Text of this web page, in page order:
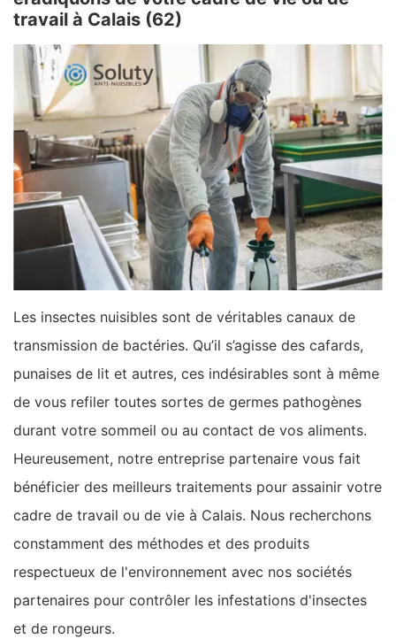
travail à Calais (62)
Les insectes nuisibles sont de véritables canaux de
transmission de bactéries. Qu’il s’agisse des cafards,
punaises de lit et autres, ces indésirables sont à même
de vous refiler toutes sortes de germes pathogènes
durant votre sommeil ou au contact de vos aliments.
Heureusement, notre entreprise partenaire vous fait
bénéficier des meilleurs traitements pour assainir votre
cadre de travail ou de vie à Calais. Nous recherchons
constamment des méthodes et des produits
respectueux de l'environnement avec nos sociétés
partenaires pour contrôler les infestations d'insectes
et de rongeurs.